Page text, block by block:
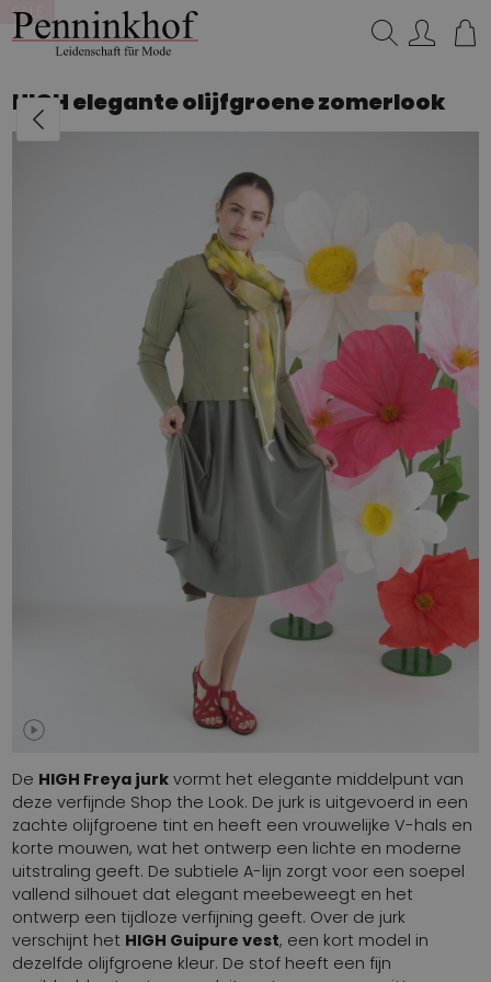
HIGH elegante olijfgroene zomerlook
De HIGH Freya jurk vormt het elegante middelpunt van
deze verfijnde Shop the Look. De jurk is uitgevoerd in een
zachte olijfgroene tint en heeft een vrouwelijke V-hals en
korte mouwen, wat het ontwerp een lichte en moderne
uitstraling geeft. De subtiele A-lijn zorgt voor een soepel
vallend silhouet dat elegant meebeweegt en het
ontwerp een tijdloze verfijning geeft. Over de jurk
verschijnt het HIGH Guipure vest, een kort model in
dezelfde olijfgroene kleur. De stof heeft een fijn
SALE